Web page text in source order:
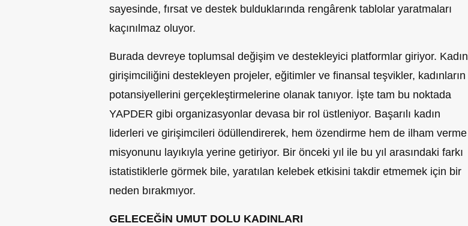
sayesinde, fırsat ve destek bulduklarında rengârenk tablolar yaratmaları
kaçınılmaz oluyor.
Burada devreye toplumsal değişim ve destekleyici platformlar giriyor. Kadın
girişimciliğini destekleyen projeler, eğitimler ve finansal teşvikler, kadınların
potansiyellerini gerçekleştirmelerine olanak tanıyor. İşte tam bu noktada
YAPDER gibi organizasyonlar devasa bir rol üstleniyor. Başarılı kadın
liderleri ve girişimcileri ödüllendirerek, hem özendirme hem de ilham verme
misyonunu layıkıyla yerine getiriyor. Bir önceki yıl ile bu yıl arasındaki farkı
istatistiklerle görmek bile, yaratılan kelebek etkisini takdir etmemek için bir
neden bırakmıyor.
GELECEĞİN UMUT DOLU KADINLARI